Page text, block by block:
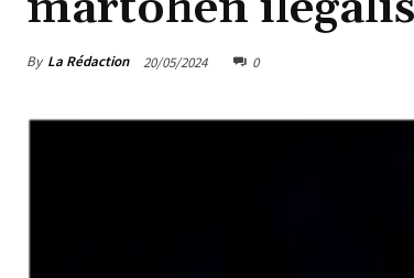
By La Rédaction 20/05/2024 0